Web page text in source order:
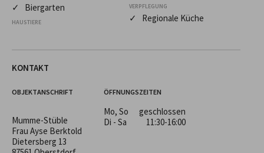
✓ Biergarten
HAUSTIERE
VERPFLEGUNG
✓ Regionale Küche
KONTAKT
OBJEKTANSCHRIFT
Mumme-Stüble
Frau Ayse Berktold
Dietersberg 13
ÖFFNUNGSZEITEN
Mo, So
geschlossen
Di - Sa
11:30-16:00